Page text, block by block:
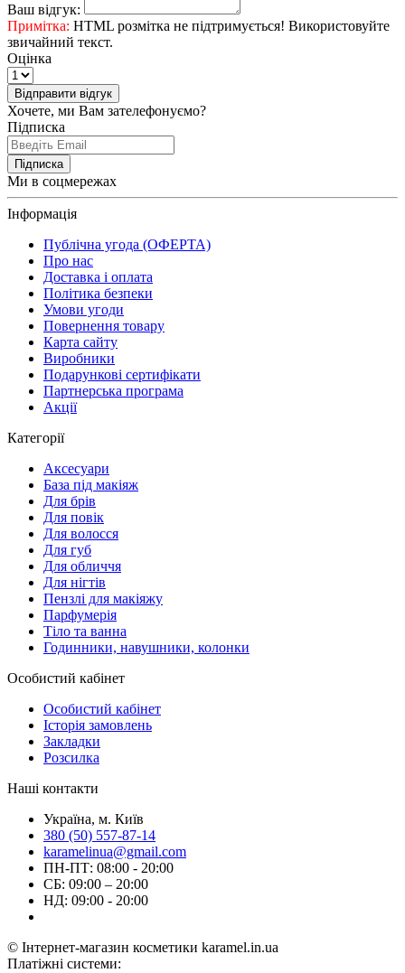
Ваш відгук:
Примітка: HTML розмітка не підтримується! Використовуйте
звичайний текст.
Оцінка
Відправити відгук
Хочете, ми Вам зателефонуємо?
Підписка
Підписка
Ми в соцмережах
Інформація
Публічна угода (ОФЕРТА)
Про нас
Доставка і оплата
Політика безпеки
Умови угоди
Повернення товару
Карта сайту
Виробники
Подарункові сертифікати
Партнерська програма
Акції
Категорії
Аксесуари
База під макіяж
Для брів
Для повік
Для волосся
Для губ
Для обличчя
Для нігтів
Пензлі для макіяжу
Парфумерія
Тіло та ванна
Годинники, навушники, колонки
Особистий кабінет
Особистий кабінет
Історія замовлень
Закладки
Розсилка
Наші контакти
Україна, м. Київ
380 (50) 557-87-14
karamelinua@gmail.com
ПН-ПТ: 08:00 - 20:00
СБ: 09:00 – 20:00
НД: 09:00 - 20:00
© Інтернет-магазин косметики karamel.in.ua
Платіжні системи: